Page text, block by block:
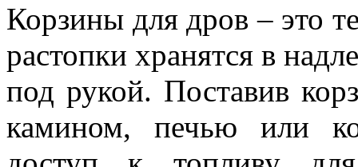
Корзины для дров – это
растопки хранятся в
под рукой. Поставив
камином, печью или